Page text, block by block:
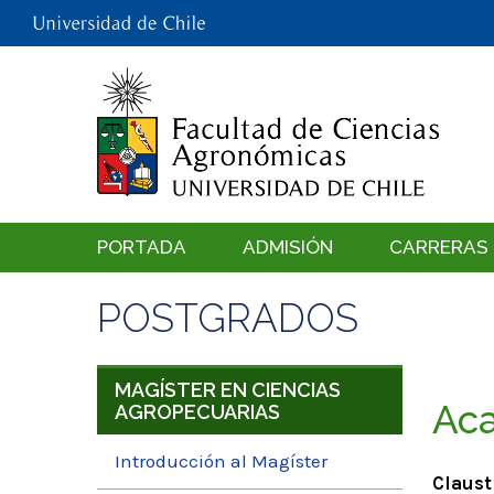
PORTADA ADMISIÓN CARRERAS
POSTGRADOS
MAGÍSTER EN CIENCIAS
AGROPECUARIAS
Introducción al Magíster